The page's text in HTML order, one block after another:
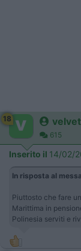
18 velvet
615
Inserito il 14/02/
In risposta al
Piuttosto che fare
Marittima in
Polinesia serviti e